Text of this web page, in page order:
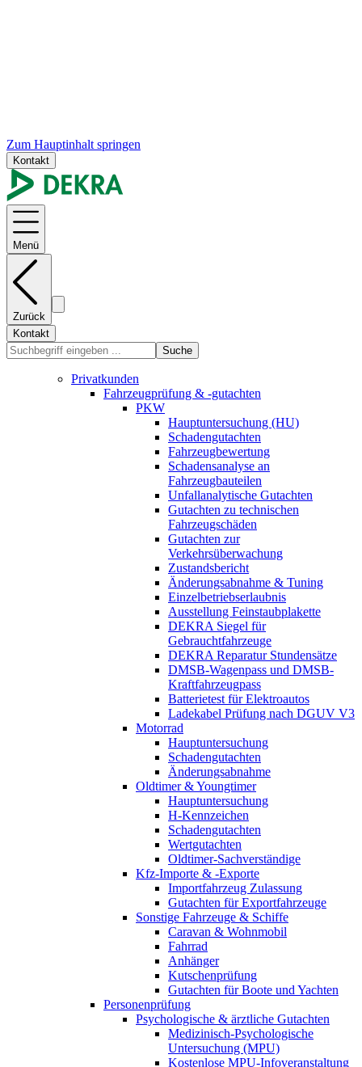
Zum Hauptinhalt springen
Kontakt
Menü
Zurück
Kontakt
Suche
Privatkunden
Fahrzeugprüfung & -gutachten
PKW
Hauptuntersuchung (HU)
Schadengutachten
Fahrzeugbewertung
Schadensanalyse an
Fahrzeugbauteilen
Unfallanalytische Gutachten
Gutachten zu technischen
Fahrzeugschäden
Gutachten zur
Verkehrsüberwachung
Zustandsbericht
Änderungsabnahme & Tuning
Einzelbetriebserlaubnis
Ausstellung Feinstaubplakette
DEKRA Siegel für
Gebrauchtfahrzeuge
DEKRA Reparatur Stundensätze
DMSB-Wagenpass und DMSB-
Kraftfahrzeugpass
Batterietest für Elektroautos
Ladekabel Prüfung nach DGUV V3
Motorrad
Hauptuntersuchung
Schadengutachten
Änderungsabnahme
Oldtimer & Youngtimer
Hauptuntersuchung
H-Kennzeichen
Schadengutachten
Wertgutachten
Oldtimer-Sachverständige
Kfz-Importe & -Exporte
Importfahrzeug Zulassung
Gutachten für Exportfahrzeuge
Sonstige Fahrzeuge & Schiffe
Caravan & Wohnmobil
Fahrrad
Anhänger
Kutschenprüfung
Gutachten für Boote und Yachten
Personenprüfung
Psychologische & ärztliche Gutachten
Medizinisch-Psychologische
Untersuchung (MPU)
Kostenlose MPU-Infoveranstaltung